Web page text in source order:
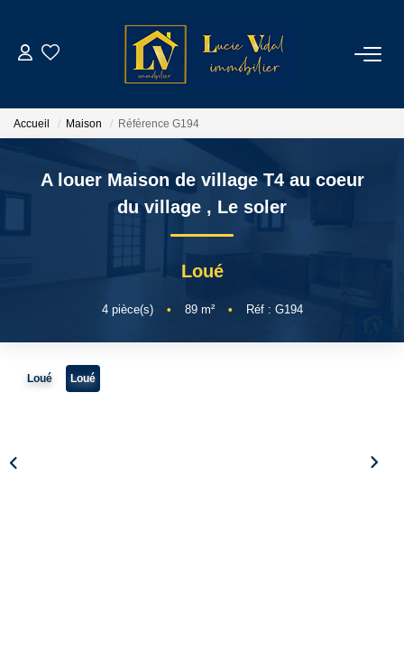
GESTION LOCATIVE
CONTACT
Accueil Maison Référence G194
A louer Maison de village T4 au coeur
du village , Le soler
Loué
4pièce(s) • 89m² • Réf : G194
Loué Loué